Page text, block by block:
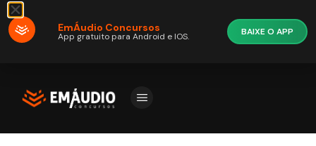
EmÁudio Concursos
App gratuito para Android e IOS. BAIXE O APP